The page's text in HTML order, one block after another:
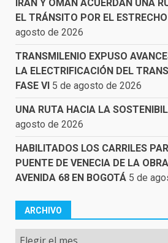
IRÁN Y OMÁN ACUERDAN UNA
EL TRÁNSITO POR EL
agosto de 2026
TRANSMILENIO EXPUSO
LA ELECTRIFICACIÓN DEL
FASE VI 5 de agosto de 2026
UNA RUTA HACIA LA
agosto de 2026
HABILITADOS LOS CARRILES
PUENTE DE VENECIA DE LA
AVENIDA 68 EN BOGOTÁ 5 de
ARCHIVO
Archivo